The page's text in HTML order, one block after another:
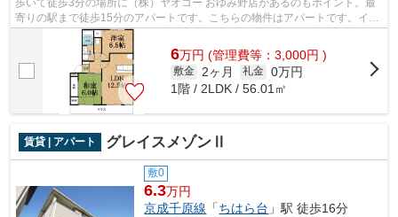
歩いて徒歩3分の場所に（株）ヤオコー おゆみ野店があるのもポイント。最
寄りの駅まで徒歩15分のアパートです。こちらの物件はアパートです。イン
ターネット有り物件なので、ネットを...
6万円 (管理費等：3,000円 )
敷金 2ヶ月 礼金 0万円
1階 / 2LDK / 56.01㎡
賃貸 | アパート グレイスメゾンⅡ
敷0
6.3万円
京成千原線 「ちはら台 」駅 徒歩16分